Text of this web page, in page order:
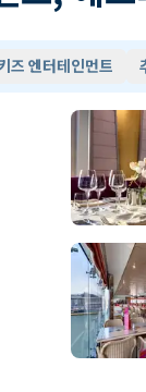
즈 엔터테인먼트